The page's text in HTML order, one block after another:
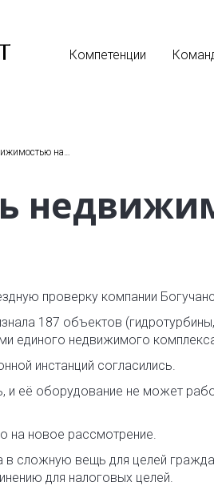
Компетенции
на…
проверку компании
187 объектов
единого недвижимого
инстанций согласились.
её оборудование не может
на новое рассмотрение.
сложную вещь для целей
для налоговых целей.